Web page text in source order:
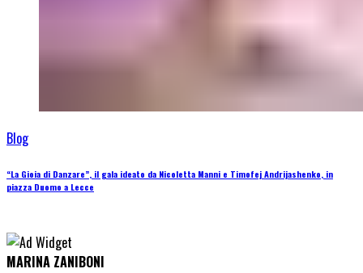
Blog
“La Gioia di Danzare”, il gala ideato da Nicoletta Manni e Timofej Andrijashenko, in
piazza Duomo a Lecce
MARINA ZANIBONI